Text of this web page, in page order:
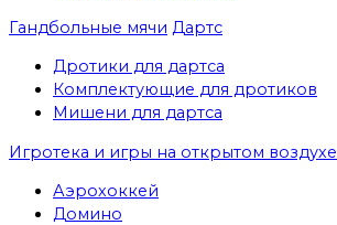
Гандбольные мячи Дартс
Дротики для дартса
Комплектующие для дротиков
Мишени для дартса
Игротека и игры на открытом воздухе
Аэрохоккей
Домино